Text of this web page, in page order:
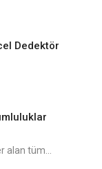
Dedektör
alan tüm...